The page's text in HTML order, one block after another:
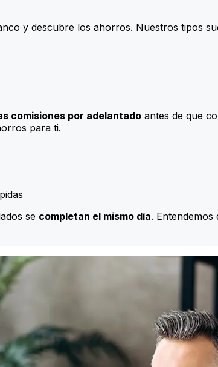
y descubre los ahorros. Nuestros tipos
comisiones por adelantado antes de que
para ti.
se completan el mismo día.